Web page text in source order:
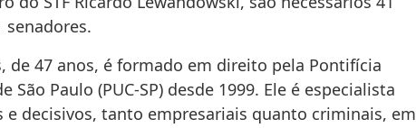
senadores.
de 47 anos, é formado em direito pela Pontifícia
São Paulo (PUC-SP) desde 1999. Ele é especialista
decisivos, tanto empresariais quanto criminais, em